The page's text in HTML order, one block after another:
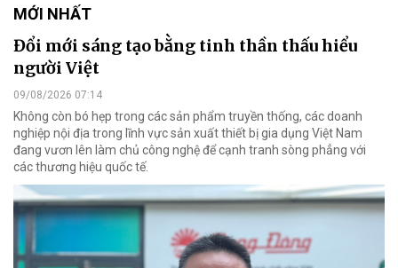
MỚI NHẤT
Đổi mới sáng tạo bằng tinh thần thấu hiểu
người Việt
09/08/2026 07:14
Không còn bó hẹp trong các sản phẩm truyền thống, các doanh
nghiệp nội địa trong lĩnh vực sản xuất thiết bị gia dụng Việt Nam
đang vươn lên làm chủ công nghệ để cạnh tranh sòng phẳng với
các thương hiệu quốc tế.